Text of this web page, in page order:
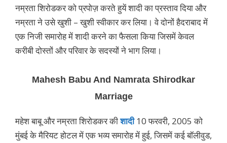
नम्रता शिरोडकर को प्रपोज़ करते हुयें शादी का प्रस्ताव दिया और
नम्रता ने उसे खुशी – खुशी स्वीकार कर लिया। वे दोनों हैदराबाद में
एक निजी समारोह में शादी करने का फैसला किया जिसमें केवल
करीबी दोस्तों और परिवार के सदस्यों ने भाग लिया।
Mahesh Babu And Namrata Shirodkar
Marriage
महेश बाबू और नम्रता शिरोडकर कीशादी10 फरवरी, 2005 को
मुंबई के मैरियट होटल में एक भव्य समारोह में हुई, जिसमें कई बॉलीवुड,